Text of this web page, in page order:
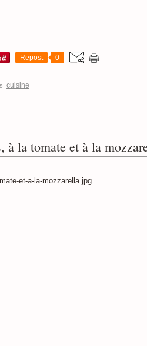
Repost 0
cuisine
à la tomate et à la